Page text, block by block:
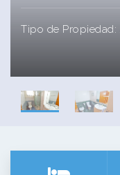
Tipo de Propiedad: